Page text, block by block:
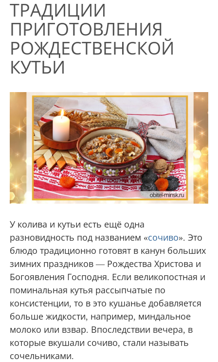
ТРАДИЦИИ
ПРИГОТОВЛЕНИЯ
РОЖДЕСТВЕНСКОЙ
КУТЬИ
У колива и кутьи есть ещё одна
разновидность под названием «сочиво». Это
блюдо традиционно готовят в канун больших
зимних праздников — Рождества Христова и
Богоявления Господня. Если великопостная и
поминальная кутья рассыпчатые по
консистенции, то в это кушанье добавляется
больше жидкости, например, миндальное
молоко или взвар. Впоследствии вечера, в
которые вкушали сочиво, стали называть
сочельниками.